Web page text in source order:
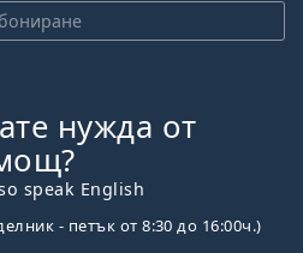
нужда от
speak English
- петък от 8:30 до 16:00ч.)